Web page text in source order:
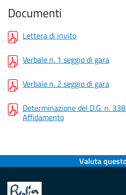
Documenti
Lettera di invito
Verbale n. 1 seggio di gara
Verbale n. 2 seggio di gara
Determinazione del D.G. n.
Affidamento
Valuta